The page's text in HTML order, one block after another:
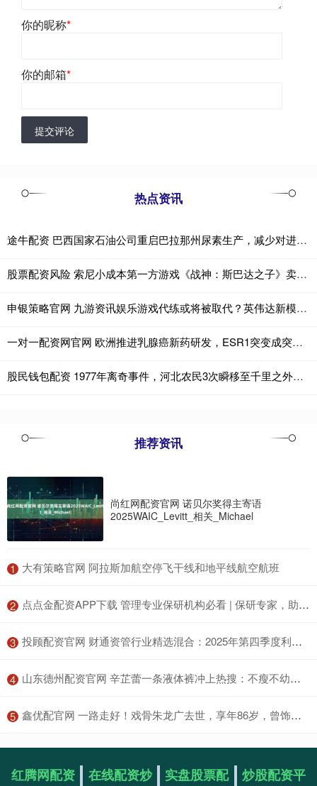
你的昵称*
你的邮箱*
提交评论
热点资讯
途牛配资 巴西国家石油公司重启巴拉那州尿素生产，减少对进口依赖
股票配资风险 索尼小成本第一方游戏《战神：斯巴达之子》卖爆了！
申银策略官网 九游资讯娱乐游戏代练或将被取代？英伟达新模型可自动打游戏，表现不俗
一对一配资网官网 欧洲推进乳腺癌新药研发，ESR1突变成突破关键
股民钱包配资 1977年离奇事件，河北农民3次瞬移至千里之外，至今科学无法解释
推荐资讯
尚红网配资官网 诺贝尔奖得主寄语
2025WAIC_Levitt_相关_Michael
1 ​大有策略官网 阿拉斯加航空停飞干线和地平线航空航班
2 ​点点金配资APP下载 管理专业保研机构必看 | 保研专家，助力梦校_指导_服务_高校
3 ​投顾配资官网 财通资管行业精选混合：2025年第四季度利润225.69万元 净值增长率3.44%
4 ​山东德州配资官网 辛芷蕾一条液体裤冲上热搜：不瘦不幼，却美到全网闭嘴
5 ​鑫优配官网 一路走好！戏骨朱龙广去世，享年86岁，曾饰演西游记如来佛祖_经典_观众_角色
红腾网配资
在线配资炒
实盘股票配
炒股配资平